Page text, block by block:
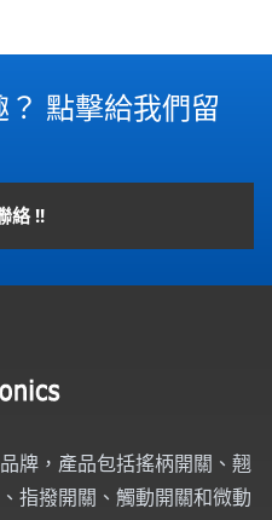
點擊給我們留
絡 !!
牌，產品包括搖柄開關、翹
指撥開關、觸動開關和微動